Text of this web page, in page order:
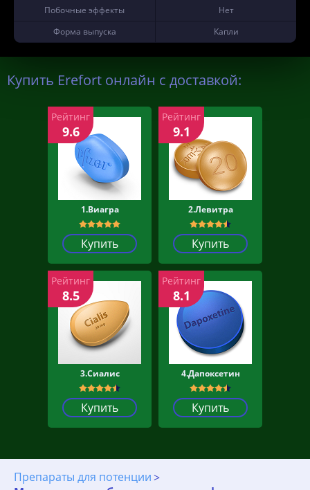
Побочные эффекты
Нет
Форма выпуска
Капли
Купить Erefort онлайн с доставкой:
1.Виагра
Купить
Рейтинг
9.6
2.Левитра
Купить
Рейтинг
9.1
3.Сиалис
Купить
Рейтинг
8.5
4.Дапоксетин
Купить
Рейтинг
8.1
Препараты для потенции